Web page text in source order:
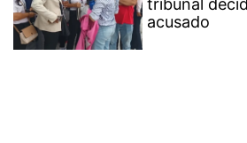
tribunal
acusado